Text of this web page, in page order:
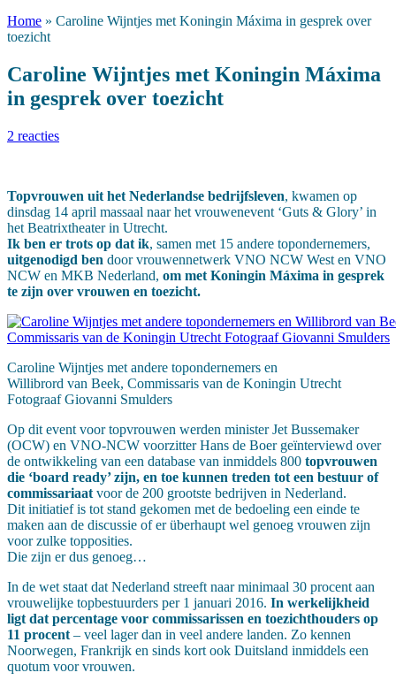
Home » Caroline Wijntjes met Koningin Máxima in gesprek over
toezicht
Caroline Wijntjes met Koningin Máxima
in gesprek over toezicht
2 reacties
Topvrouwen uit het Nederlandse bedrijfsleven, kwamen op
dinsdag 14 april massaal naar het vrouwenevent ‘Guts & Glory’ in
het Beatrixtheater in Utrecht.
Ik ben er trots op dat ik, samen met 15 andere topondernemers,
uitgenodigd ben door vrouwennetwerk VNO NCW West en VNO
NCW en MKB Nederland, om met Koningin Máxima in gesprek
te zijn over vrouwen en toezicht.
Caroline Wijntjes met andere topondernemers en
Willibrord van Beek, Commissaris van de Koningin Utrecht
Fotograaf Giovanni Smulders
Op dit event voor topvrouwen werden minister Jet Bussemaker
(OCW) en VNO-NCW voorzitter Hans de Boer geïnterviewd over
de ontwikkeling van een database van inmiddels 800 topvrouwen
die ‘board ready’ zijn, en toe kunnen treden tot een bestuur of
commissariaat voor de 200 grootste bedrijven in Nederland.
Dit initiatief is tot stand gekomen met de bedoeling een einde te
maken aan de discussie of er überhaupt wel genoeg vrouwen zijn
voor zulke topposities.
Die zijn er dus genoeg…
In de wet staat dat Nederland streeft naar minimaal 30 procent aan
vrouwelijke topbestuurders per 1 januari 2016. In werkelijkheid
ligt dat percentage voor commissarissen en toezichthouders op
11 procent – veel lager dan in veel andere landen. Zo kennen
Noorwegen, Frankrijk en sinds kort ook Duitsland inmiddels een
quotum voor vrouwen.